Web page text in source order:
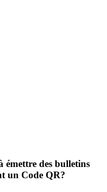
émettre des bulletins
un Code QR?